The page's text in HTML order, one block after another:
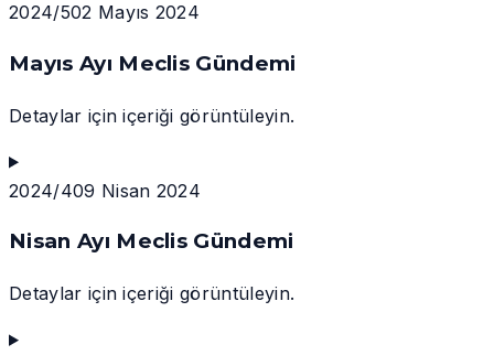
2024/502 Mayıs 2024
Mayıs Ayı Meclis Gündemi
Detaylar için içeriği görüntüleyin.
2024/409 Nisan 2024
Nisan Ayı Meclis Gündemi
Detaylar için içeriği görüntüleyin.